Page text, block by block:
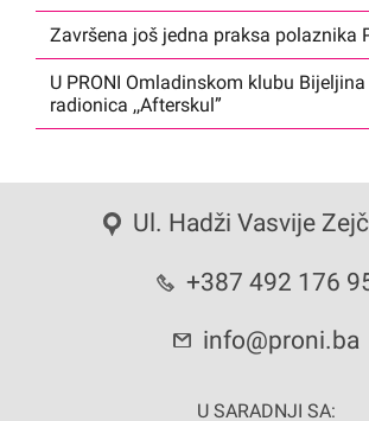
Završena još jedna praksa polaznika
U PRONI Omladinskom klubu
radionica ,,Afterskul”
Ul. Hadži Vasvije
+387 492 176
info@proni.ba
U SARADNJI SA: